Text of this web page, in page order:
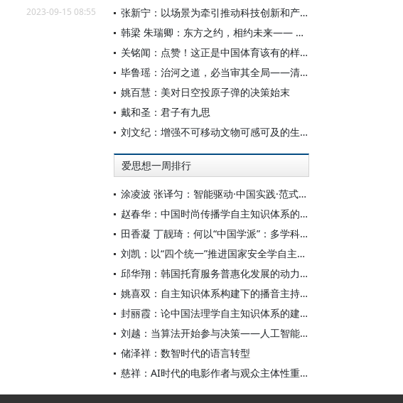
2023-09-15 08:55
张新宁：以场景为牵引推动科技创新和产业创新深度融合
韩梁 朱瑞卿：东方之约，相约未来—— 中国元首外交的世界情怀与大国气派
关铭闻：点赞！这正是中国体育该有的样子
毕鲁瑶：治河之道，必当审其全局——清代靳辅的治水理念与实践
姚百慧：美对日空投原子弹的决策始末
戴和圣：君子有九思
刘文纪：增强不可移动文物可感可及的生命力
爱思想一周排行
涂凌波 张译匀：智能驱动·中国实践·范式创新：“构建中国新闻传播学自主知识体系”专题研讨会综述
赵春华：中国时尚传播学自主知识体系的内在逻辑与实践路径
田香凝 丁靓琦：何以“中国学派”：多学科视野下中国特色新闻传播学建设的研究
刘凯：以“四个统一”推进国家安全学自主知识体系构建
邱华翔：韩国托育服务普惠化发展的动力机制、制度路径与政策效应
姚喜双：自主知识体系构建下的播音主持高等专业教育研究
封丽霞：论中国法理学自主知识体系的建构
刘越：当算法开始参与决策——人工智能重塑全球治理的底层逻辑
储泽祥：数智时代的语言转型
慈祥：AI时代的电影作者与观众主体性重构